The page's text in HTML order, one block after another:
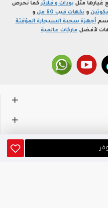
غيارها مثل بودات و فلاتركما نحرص
ونكهات فيب 60 مل
و
أجهزة سحبة السيجارة المؤقتة
لأفضل ماركات عالمية